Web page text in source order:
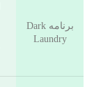
برنامه Dark
Laundry